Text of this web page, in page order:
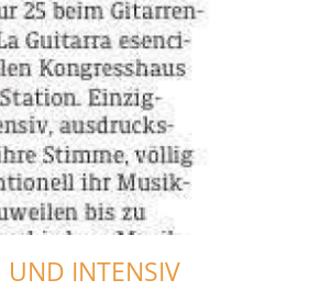
UND INTENSIV